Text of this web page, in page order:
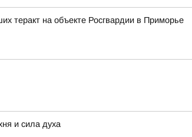
теракт на объекте Росгвардии в Приморье
и сила духа